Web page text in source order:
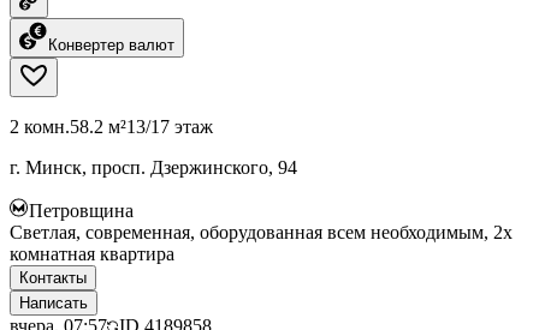
Конвертер валют
2 комн.58.2 м²13/17 этаж
г. Минск, просп. Дзержинского, 94
Петровщина
Светлая, современная, оборудованная всем необходимым, 2х
комнатная квартира
Контакты
Написать
вчера, 07:57 ID 4189858